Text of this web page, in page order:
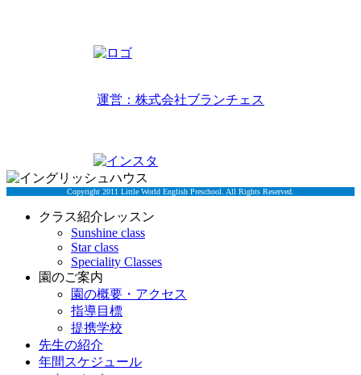
運営：株式会社ブランチェス
Copyright 2011 Little World English Preschool. All Rights Reserved.
クラス紹介レッスン
Sunshine class
Star class
Speciality Classes
園のご案内
園の概要・アクセス
指導目標
提携学校
先生の紹介
年間スケジュール